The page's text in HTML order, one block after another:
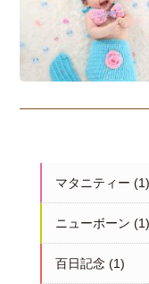
マタニティー (1)
ニューボーン (1)
百日記念 (1)